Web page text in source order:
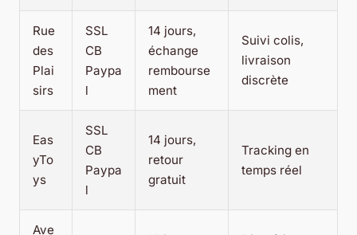
Rue
des
Plai
sirs
SSL
CB
Paypa
l
14 jours,
échange
rembourse
ment
Suivi colis,
livraison
discrète
Eas
yTo
ys
SSL
CB
Paypa
l
14 jours,
retour
gratuit
Tracking en
temps réel
Ave